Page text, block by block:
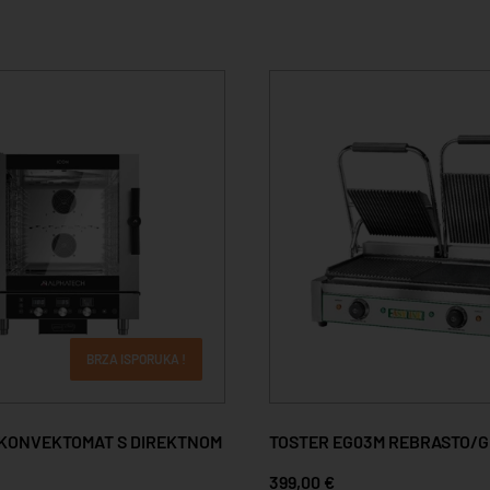
BRZA ISPORUKA !
S DIREKTNOM
TOSTER EG03M REBRASTO/
399,00 €